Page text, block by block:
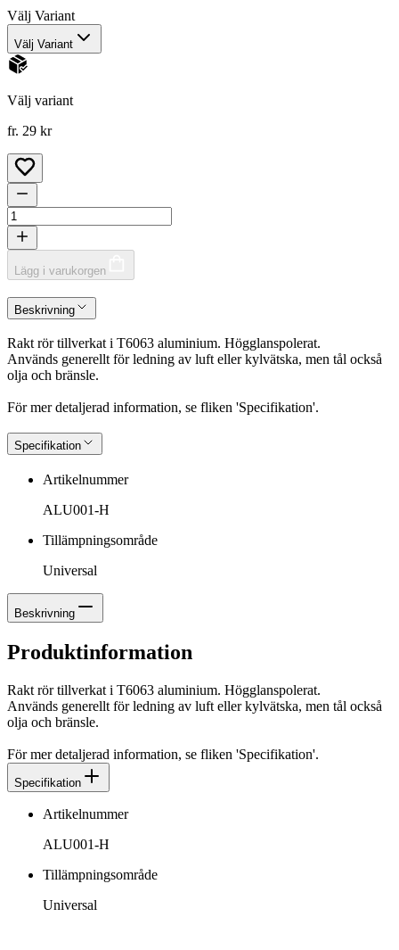
Välj Variant
Välj Variant
Välj variant
fr. 29 kr
Lägg i varukorgen
Beskrivning
Rakt rör tillverkat i T6063 aluminium. Högglanspolerat.
Används generellt för ledning av luft eller kylvätska, men tål också
olja och bränsle.
För mer detaljerad information, se fliken 'Specifikation'.
Specifikation
Artikelnummer
ALU001-H
Tillämpningsområde
Universal
Beskrivning
Produktinformation
Rakt rör tillverkat i T6063 aluminium. Högglanspolerat.
Används generellt för ledning av luft eller kylvätska, men tål också
olja och bränsle.
För mer detaljerad information, se fliken 'Specifikation'.
Specifikation
Artikelnummer
ALU001-H
Tillämpningsområde
Universal